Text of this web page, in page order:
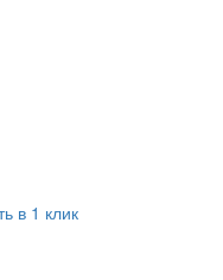
в 1 клик